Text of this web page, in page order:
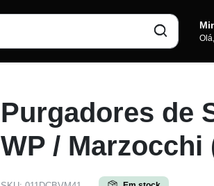
Purgadores de
WP / Marzocchi